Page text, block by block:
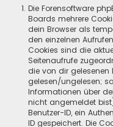
Die Forensoftware
Boards mehrere
dein Browser als
den einzelnen
Cookies sind die
Seitenaufrufe
die von dir gelesenen
gelesen/ungelesen;
Informationen über
nicht angemeldet
Benutzer-ID, ein
ID gespeichert. Die